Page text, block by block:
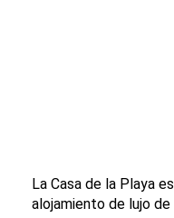
La Casa de la Playa
alojamiento de lujo de